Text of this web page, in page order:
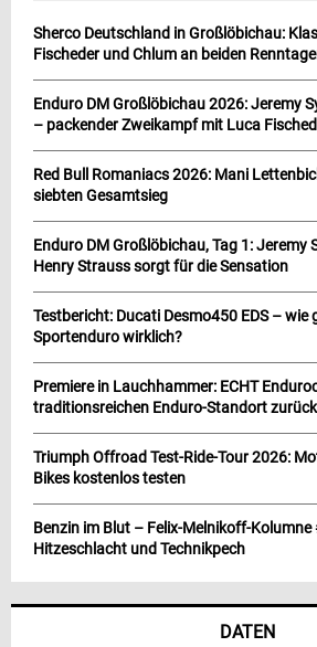
Sherco Deutschland in Großlöbichau:
Fischeder und Chlum an beiden
Enduro DM Großlöbichau 2026: Jeremy
– packender Zweikampf mit Luca
Red Bull Romaniacs 2026: Mani
siebten Gesamtsieg
Enduro DM Großlöbichau, Tag 1: Jeremy
Henry Strauss sorgt für die Sensation
Testbericht: Ducati Desmo450 EDS – wie
Sportenduro wirklich?
Premiere in Lauchhammer: ECHT
traditionsreichen Enduro-Standort zurück
Triumph Offroad Test-Ride-Tour 2026:
Bikes kostenlos testen
Benzin im Blut – Felix-Melnikoff-Kolumne
Hitzeschlacht und Technikpech
DATEN